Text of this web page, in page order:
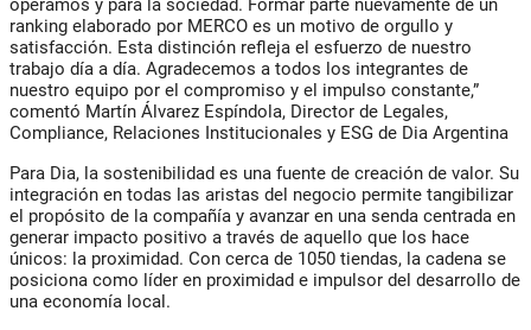
operamos y para la sociedad. Formar parte nuevamente de un
ranking elaborado por MERCO es un motivo de orgullo y
satisfacción. Esta distinción refleja el esfuerzo de nuestro
trabajo día a día. Agradecemos a todos los integrantes de
nuestro equipo por el compromiso y el impulso constante,”
comentó Martín Álvarez Espíndola, Director de Legales,
Compliance, Relaciones Institucionales y ESG de Dia Argentina
Para Dia, la sostenibilidad es una fuente de creación de valor. Su
integración en todas las aristas del negocio permite tangibilizar
el propósito de la compañía y avanzar en una senda centrada en
generar impacto positivo a través de aquello que los hace
únicos: la proximidad. Con cerca de 1050 tiendas, la cadena se
posiciona como líder en proximidad e impulsor del desarrollo de
una economía local.